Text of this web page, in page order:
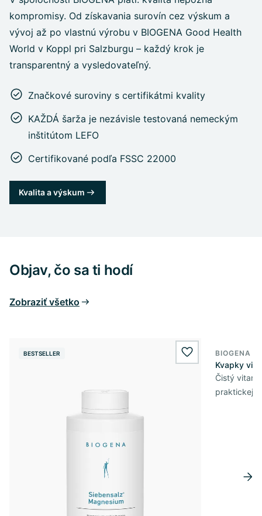
kompromisy. Od získavania surovín cez výskum a
vývoj až po vlastnú výrobu v BIOGENA Good Health
World v Koppl pri Salzburgu – každý krok je
transparentný a vysledovateľný.
Značkové suroviny s certifikátmi kvality
KAŽDÁ šarža je nezávisle testovaná nemeckým
inštitútom LEFO
Certifikované podľa FSSC 22000
Kvalita a výskum
Objav, čo sa ti hodí
Zobraziť všetko
BESTSELLER wishlist.add
BIOGENA
Kvapky
Čistý
praktickej